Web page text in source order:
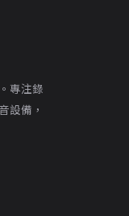
專注錄
設備，